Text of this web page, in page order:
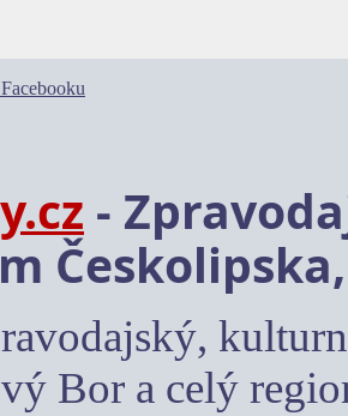
-
Bor a celý